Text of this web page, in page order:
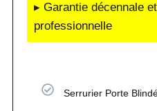
▸ Garantie décennale
professionnelle
Serrurier Porte